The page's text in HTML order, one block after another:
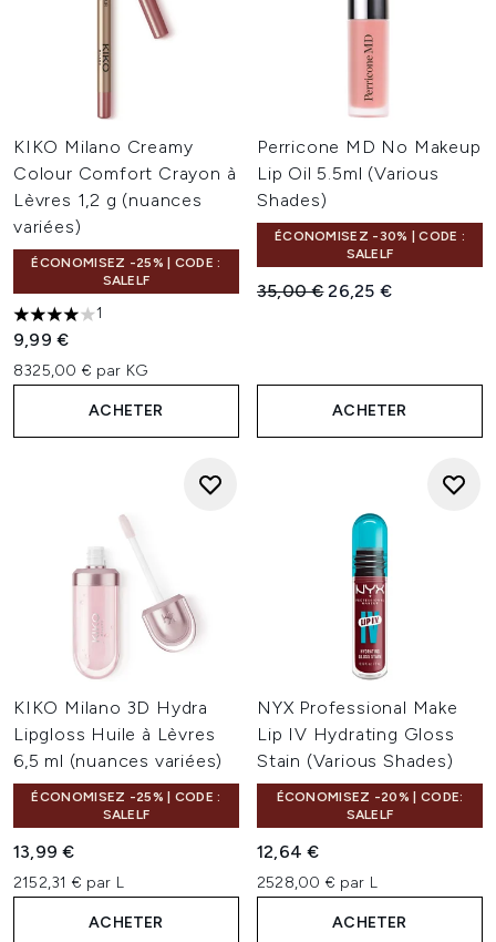
KIKO Milano Creamy
Colour Comfort Crayon à
Lèvres 1,2 g (nuances
variées)
ÉCONOMISEZ -25% | CODE :
SALELF
4 étoiles sur un maximum de 5
1
9,99 €
8325,00 € par KG
ACHETER
Perricone MD No Makeup
Lip Oil 5.5ml (Various
Shades)
ÉCONOMISEZ -30% | CODE :
SALELF
Prix de vente :
35,00 €Prix ​​actuel :
26,25 €
ACHETER
KIKO Milano 3D Hydra
Lipgloss Huile à Lèvres
6,5 ml (nuances variées)
ÉCONOMISEZ -25% | CODE :
SALELF
13,99 €
2152,31 € par L
ACHETER
NYX Professional Make
Lip IV Hydrating Gloss
Stain (Various Shades)
ÉCONOMISEZ -20% | CODE:
SALELF
12,64 €
2528,00 € par L
ACHETER